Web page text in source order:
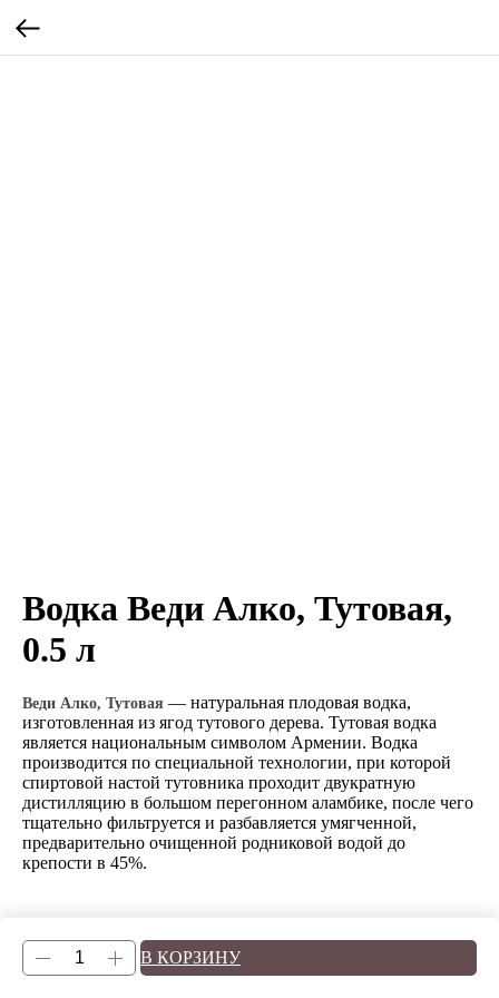
Водка Веди Алко, Тутовая,
0.5 л
В КОРЗИНУ
Веди Алко, Тутовая — натуральная плодовая водка,
изготовленная из ягод тутового дерева. Тутовая водка
является национальным символом Армении. Водка
производится по специальной технологии, при которой
спиртовой настой тутовника проходит двукратную
дистилляцию в большом перегонном аламбике, после чего
тщательно фильтруется и разбавляется умягченной,
предварительно очищенной родниковой водой до
крепости в 45%.